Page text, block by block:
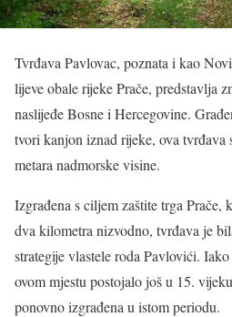
Tvrđava Pavlovac, poznata i kao
lijeve obale rijeke Prače, predstavlja
naslijeđe Bosne i Hercegovine.
tvori kanjon iznad rijeke, ova tvrđava
metara nadmorske visine.
Izgrađena s ciljem zaštite trga Prače,
dva kilometra nizvodno, tvrđava je
strategije vlastele roda Pavlovići.
ovom mjestu postojalo još u 15.
ponovno izgrađena u istom periodu.